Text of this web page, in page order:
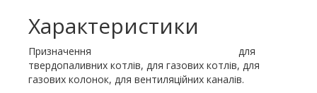
Характеристики
Призначення для
твердопаливних котлів, для газових котлів, для
газових колонок, для вентиляційних каналів.